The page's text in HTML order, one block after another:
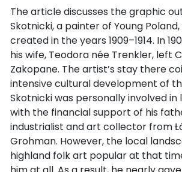
The article discusses the graphic
Skotnicki, a painter of Young
created in the years 1909–1914. In
his wife, Teodora née Trenkler, left
Zakopane. The artist’s stay there
intensive cultural development of
Skotnicki was personally involved in
with the financial support of his
industrialist and art collector from
Grohman. However, the local
highland folk art popular at that